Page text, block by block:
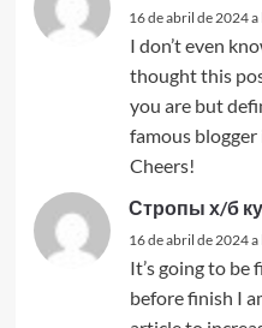
16 de abril de 2024 a
I don’t even
thought this
you are but
famous
Cheers!
Стропы х/б
16 de abril de 2024 a
It’s going to be
before finish I